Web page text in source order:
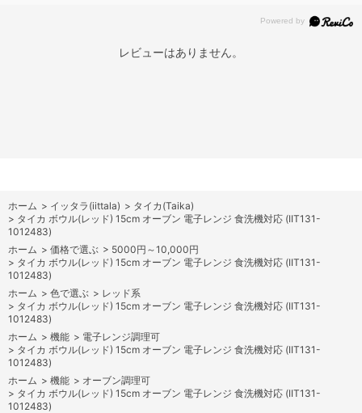
レビューはありません。
ホーム > イッタラ(iittala) > タイカ(Taika)
> タイカ ボウル(レッド) 15cm オーブン 電子レンジ 食洗機対応 (IIT131-
1012483)
ホーム > 価格で選ぶ > 5000円～10,000円
> タイカ ボウル(レッド) 15cm オーブン 電子レンジ 食洗機対応 (IIT131-
1012483)
ホーム > 色で選ぶ > レッド系
> タイカ ボウル(レッド) 15cm オーブン 電子レンジ 食洗機対応 (IIT131-
1012483)
ホーム > 機能 > 電子レンジ調理可
> タイカ ボウル(レッド) 15cm オーブン 電子レンジ 食洗機対応 (IIT131-
1012483)
ホーム > 機能 > オーブン調理可
> タイカ ボウル(レッド) 15cm オーブン 電子レンジ 食洗機対応 (IIT131-
1012483)